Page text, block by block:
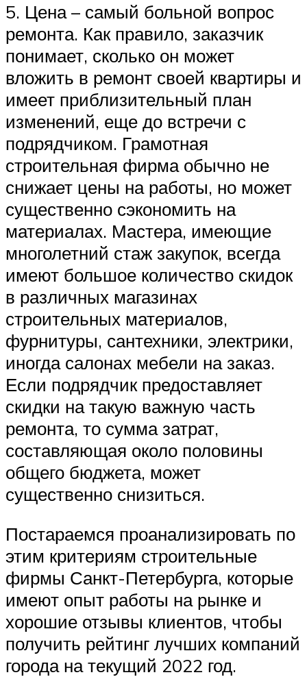
5. Цена – самый больной вопрос
ремонта. Как правило, заказчик
понимает, сколько он может
вложить в ремонт своей квартиры и
имеет приблизительный план
изменений, еще до встречи с
подрядчиком. Грамотная
строительная фирма обычно не
снижает цены на работы, но может
существенно сэкономить на
материалах. Мастера, имеющие
многолетний стаж закупок, всегда
имеют большое количество скидок
в различных магазинах
строительных материалов,
фурнитуры, сантехники, электрики,
иногда салонах мебели на заказ.
Если подрядчик предоставляет
скидки на такую важную часть
ремонта, то сумма затрат,
составляющая около половины
общего бюджета, может
существенно снизиться.
Постараемся проанализировать по
этим критериям строительные
фирмы Санкт-Петербурга, которые
имеют опыт работы на рынке и
хорошие отзывы клиентов, чтобы
получить рейтинг лучших компаний
города на текущий 2022 год.